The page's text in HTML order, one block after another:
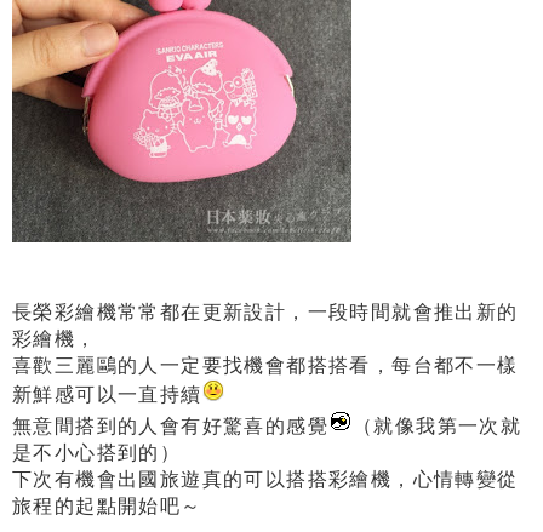
長榮彩繪機常常都在更新設計，一段時間就會推出新的
彩繪機，
喜歡三麗鷗的人一定要找機會都搭搭看，每台都不一樣
新鮮感可以一直持續
無意間搭到的人會有好驚喜的感覺
（就像我第一次就
是不小心搭到的）
下次有機會出國旅遊真的可以搭搭彩繪機，心情轉變從
旅程的起點開始吧～